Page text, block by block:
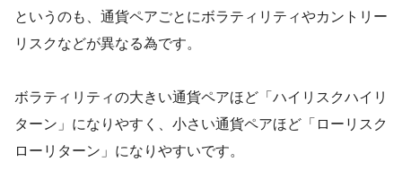
というのも、通貨ペアごとにボラティリティやカントリー
リスクなどが異なる為です。
ボラティリティの大きい通貨ペアほど「ハイリスクハイリ
ターン」になりやすく、小さい通貨ペアほど「ローリスク
ローリターン」になりやすいです。